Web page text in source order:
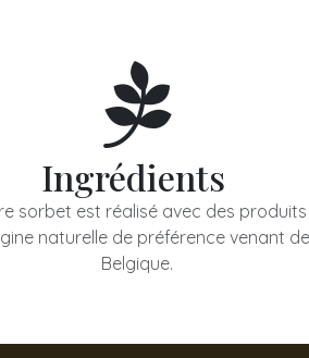
Ingrédients
sorbet est réalisé avec des produits
naturelle de préférence venant de
Belgique.